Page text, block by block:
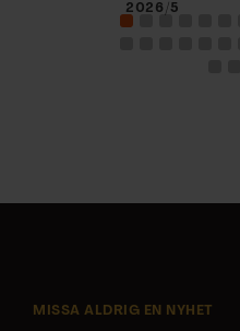
2026/5
MISSA ALDRIG EN NYHET